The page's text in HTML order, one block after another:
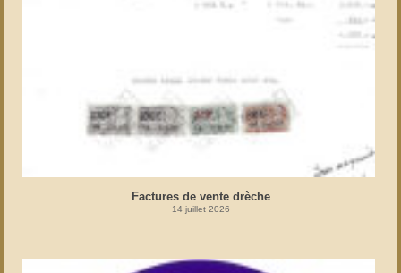
Factures de vente drèche
14 juillet 2026